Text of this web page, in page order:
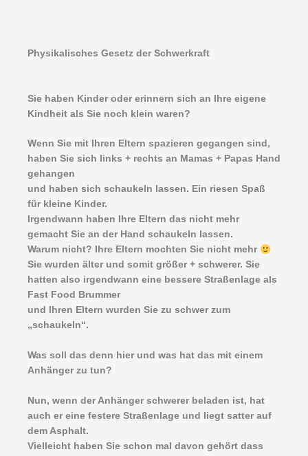
Physikalisches Gesetz der Schwerkraft
Sie haben Kinder oder erinnern sich an Ihre eigene
Kindheit als Sie noch klein waren?
Wenn Sie mit Ihren Eltern spazieren gegangen sind,
haben Sie sich links + rechts an Mamas + Papas Hand
gehangen
und haben sich schaukeln lassen. Ein riesen Spaß
für kleine Kinder.
Irgendwann haben Ihre Eltern das nicht mehr
gemacht Sie an der Hand schaukeln lassen.
Warum nicht? Ihre Eltern mochten Sie nicht mehr
Sie wurden älter und somit größer + schwerer. Sie
hatten also irgendwann eine bessere Straßenlage als
Fast Food Brummer
und Ihren Eltern wurden Sie zu schwer zum
„schaukeln“.
Was soll das denn hier und was hat das mit einem
Anhänger zu tun?
Nun, wenn der Anhänger schwerer beladen ist, hat
auch er eine festere Straßenlage und liegt satter auf
dem Asphalt.
Vielleicht haben Sie schon mal davon gehört dass